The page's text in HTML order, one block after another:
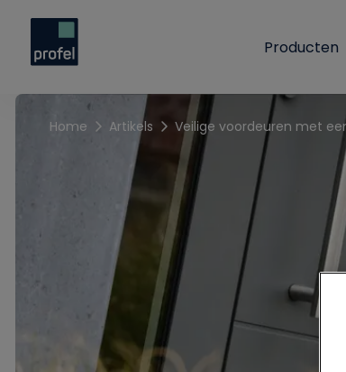
Producten
Home Artikels